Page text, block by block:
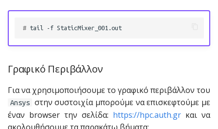
# tail -f StaticMixer_001.out
Γραφικό Περιβάλλον
Για να χρησιμοποιήσουμε το γραφικό περιβάλλον του
Ansys στην συστοιχία μπορούμε να επισκεφτούμε με
έναν browser την σελίδα: https://hpc.auth.gr και να